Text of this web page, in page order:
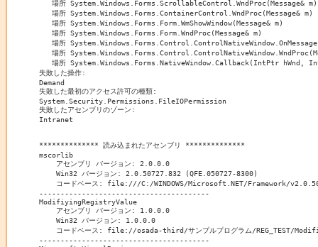
   場所 System.Windows.Forms.ScrollableControl.WndProc(Message& m)
   場所 System.Windows.Forms.ContainerControl.WndProc(Message& m)
   場所 System.Windows.Forms.Form.WmShowWindow(Message& m)
   場所 System.Windows.Forms.Form.WndProc(Message& m)
場所
場所
場所 System.Windows.Forms.NativeWindow.Callback(IntPtr hWnd,
失敗した操作:
Demand
失敗した最初のアクセス許可の種類:
System.Security.Permissions.FileIOPermission
失敗したアセンブリのゾーン:
Intranet
************** 読み込まれたアセンブリ **************
mscorlib
    アセンブリ バージョン: 2.0.0.0
    Win32 バージョン: 2.0.50727.832 (QFE.050727-8300)
コードベース: file:///C:/WINDOWS/Microsoft.NET/Framework/
----------------------------------------
ModifiyingRegistryValue
    アセンブリ バージョン: 1.0.0.0
    Win32 バージョン: 1.0.0.0
コードベース: file://osada-third/サンプルプログラム/REG_TEST/
----------------------------------------